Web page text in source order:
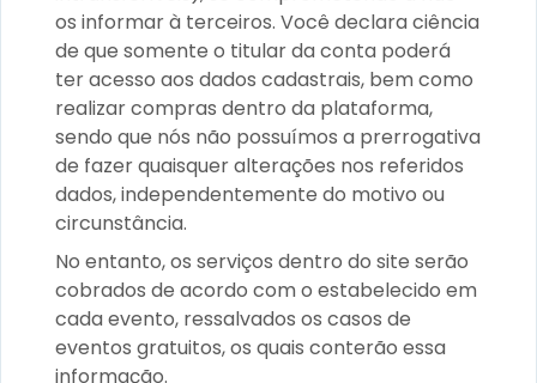
os informar à terceiros. Você declara ciência
de que somente o titular da conta poderá
ter acesso aos dados cadastrais, bem como
realizar compras dentro da plataforma,
sendo que nós não possuímos a prerrogativa
de fazer quaisquer alterações nos referidos
dados, independentemente do motivo ou
circunstância.
No entanto, os serviços dentro do site serão
cobrados de acordo com o estabelecido em
cada evento, ressalvados os casos de
eventos gratuitos, os quais conterão essa
informação.